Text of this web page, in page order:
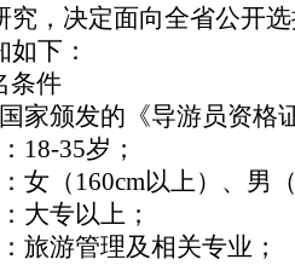
究，决定面向全省公开
下：
条件
家颁发的《导游员资格
18-35岁；
女（160cm以上）、男
大专以上；
旅游管理及相关专业；